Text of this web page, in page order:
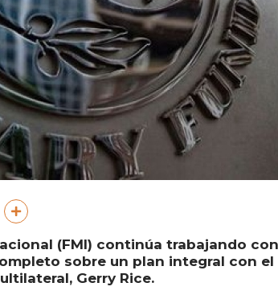
(FMI) continúa trabajando
sobre un plan integral con el
Gerry Rice.